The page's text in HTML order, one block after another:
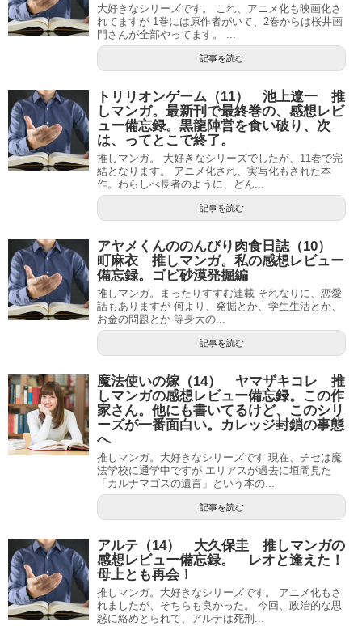
大好きなシリーズです。 これ、アニメ化も映画化さ
れてますが 1巻には原作者がいて、2巻からは桜井画
門さんが全部やってます。 ...
記事を読む
トリリオンゲーム（11） 池上遼一 推
しマンガ。最新刊で最終巻の、感想レビ
ュー備忘録。黒龍陣営を食い破り、次
は、ってとこで終了。
推しマンガ。 大好きなシリーズでしたが、11巻で完
結となります。 アニメ化され、実写化もされた本
作。わらしべ長者のように、どん...
記事を読む
アヤメくんののんびり肉食日誌（10）
町麻衣 推しマンガ。私の感想レビュー
備忘録。ゴビ砂漠発掘編
推しマンガ。まったりすすむ連載 それなりに、恋愛
話もありますが 何より、発掘とか、学生生活とか、
お金の問題とか 等身大の...
記事を読む
魔法使いの嫁（14） ヤマザキコレ 推
しマンガの感想レビュー備忘録。この作
家さん。他にも書いてるけど、このシリ
ーズが一番面白い。カレッジ封鎖の事態
へ
推しマンガ。大好きなシリーズです 現在、チセは魔
法学校に通学中ですが エリアスが過去に垣間見た
「カルナマゴスの遺言」という本の...
記事を読む
アルテ（14） 大久保圭 推しマンガの
感想レビュー備忘録。 レオと逢えた！
母上とも再会！
推しマンガ。大好きなシリーズです。 アニメ化もさ
れましたが、そちらも良かった。 今回、政治的な思
惑に絡めとられて、アルテは死刑...